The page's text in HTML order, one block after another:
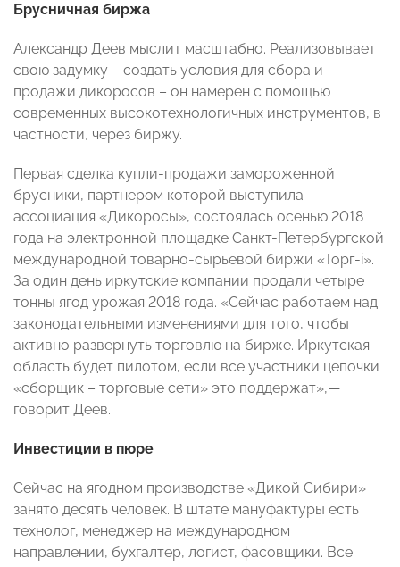
Брусничная биржа
Александр Деев мыслит масштабно. Реализовывает
свою задумку – создать условия для сбора и
продажи дикоросов – он намерен с помощью
современных высокотехнологичных инструментов, в
частности, через биржу.
Первая сделка купли-продажи замороженной
брусники, партнером которой выступила
ассоциация «Дикоросы», состоялась осенью 2018
года на электронной площадке Санкт-Петербургской
международной товарно-сырьевой биржи «Торг-i».
За один день иркутские компании продали четыре
тонны ягод урожая 2018 года. «Сейчас работаем над
законодательными изменениями для того, чтобы
активно развернуть торговлю на бирже. Иркутская
область будет пилотом, если все участники цепочки
«сборщик – торговые сети» это поддержат»,—
говорит Деев.
Инвестиции в пюре
Сейчас на ягодном производстве «Дикой Сибири»
занято десять человек. В штате мануфактуры есть
технолог, менеджер на международном
направлении, бухгалтер, логист, фасовщики. Все